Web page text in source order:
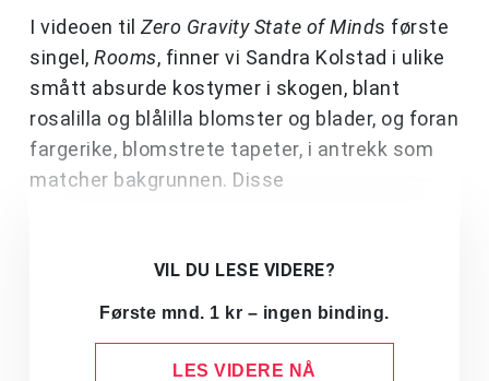
I videoen til Zero Gravity State of Minds første
singel, Rooms, finner vi Sandra Kolstad i ulike
smått absurde kostymer i skogen, blant
rosalilla og blålilla blomster og blader, og foran
fargerike, blomstrete tapeter, i antrekk som
matcher bakgrunnen. Disse
VIL DU LESE VIDERE?
Første mnd. 1 kr – ingen binding.
LES VIDERE NÅ